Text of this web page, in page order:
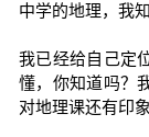
中学的地理，我
我已经给自己定
懂，你知道吗？
对地理课还有印